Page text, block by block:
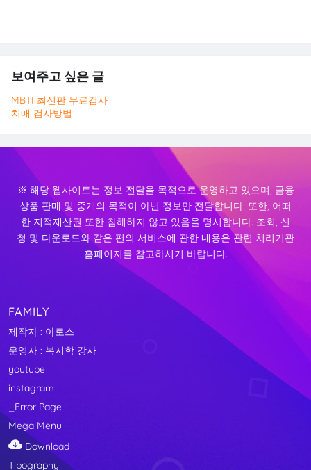
보여주고 싶은 글
MBTI 최신판 무료검사
치매 검사방법
※ 해당 웹사이트는 정보 전달을 목적으로 운영하고 있으며, 금융
상품 판매 및 중개의 목적이 아닌 정보만 전달합니다. 또한, 어떠
한 지적재산권 또한 침해하지 않고 있음을 명시합니다. 조회, 신
청 및 다운로드와 같은 편의 서비스에 관한 내용은 관련 처리기관
홈페이지를 참고하시기 바랍니다.
FAMILY
제작자 : 아로스
운영자 : 복지학 강사
youtube
instagram
_Error Page
Mega Menu
Download
Tipography